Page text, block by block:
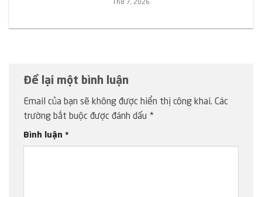
Th8 7, 2026
Để lại một bình luận
Email của bạn sẽ không được hiển thị công khai. Các
trường bắt buộc được đánh dấu *
Bình luận *